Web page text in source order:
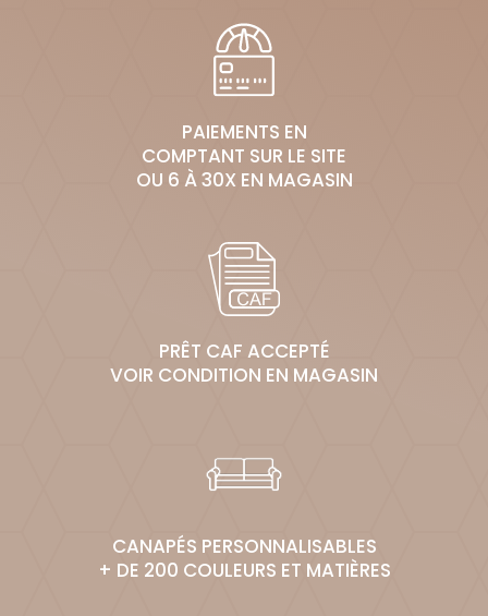
PAIEMENTS EN
COMPTANT SUR LE SITE
OU 6 À 30X EN MAGASIN
PRÊT CAF ACCEPTÉ
VOIR CONDITION EN MAGASIN
CANAPÉS PERSONNALISABLES
+ DE 200 COULEURS ET MATIÈRES